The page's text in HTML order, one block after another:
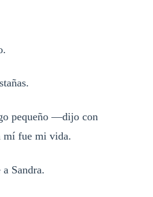
pequeño —dijo con
mí fue mi vida.
Sandra.